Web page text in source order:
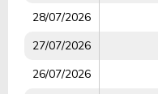
28/07/2026
27/07/2026
26/07/2026